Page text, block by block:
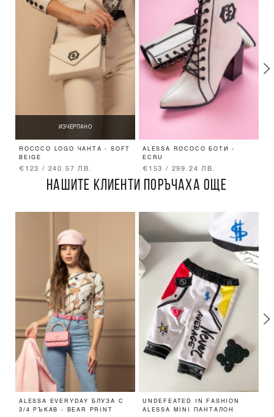
ИЗЧЕРПАНО
ROCOCO LOGO ЧАНТА - SOFT
BEIGE
€123 / 240.57 ЛВ.
ALESSA ROCOCO БОТИ -
ECRU
€153 / 299.24 ЛВ.
НАШИТЕ КЛИЕНТИ ПОРЪЧАХА ОЩЕ
ALESSA EVERYDAY БЛУЗА С
3/4 РЪКАВ - BEAR PRINT
UNDEFEATED IN FASHION
ALESSA MINI ПАНТАЛОН